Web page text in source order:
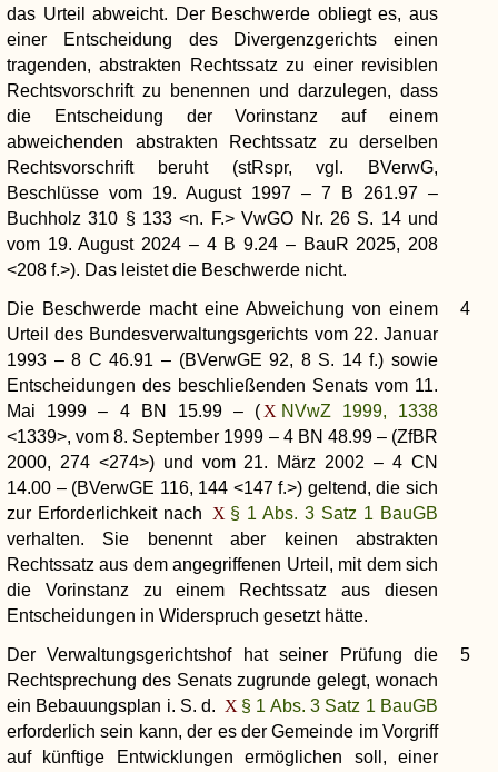
das Urteil abweicht. Der Beschwerde obliegt es, aus
einer Entscheidung des Divergenzgerichts einen
tragenden, abstrakten Rechtssatz zu einer revisiblen
Rechtsvorschrift zu benennen und darzulegen, dass
die Entscheidung der Vorinstanz auf einem
abweichenden abstrakten Rechtssatz zu derselben
Rechtsvorschrift beruht (stRspr, vgl. BVerwG,
Beschlüsse vom 19. August 1997 – 7 B 261.97 –
Buchholz 310 § 133 <n. F.> VwGO Nr. 26 S. 14 und
vom 19. August 2024 – 4 B 9.24 – BauR 2025, 208
<208 f.>). Das leistet die Beschwerde nicht.
4
Die Beschwerde macht eine Abweichung von einem
Urteil des Bundesverwaltungsgerichts vom 22. Januar
1993 – 8 C 46.91 – (BVerwGE 92, 8 S. 14 f.) sowie
Entscheidungen des beschließenden Senats vom 11.
Mai 1999 – 4 BN 15.99 – (
NVwZ 1999, 1338
<1339>, vom 8. September 1999 – 4 BN 48.99 – (ZfBR
2000, 274 <274>) und vom 21. März 2002 – 4 CN
14.00 – (BVerwGE 116, 144 <147 f.>) geltend, die sich
zur Erforderlichkeit nach
§ 1 Abs. 3 Satz 1 BauGB
verhalten. Sie benennt aber keinen abstrakten
Rechtssatz aus dem angegriffenen Urteil, mit dem sich
die Vorinstanz zu einem Rechtssatz aus diesen
Entscheidungen in Widerspruch gesetzt hätte.
5
Der Verwaltungsgerichtshof hat seiner Prüfung die
Rechtsprechung des Senats zugrunde gelegt, wonach
ein Bebauungsplan i. S. d.
§ 1 Abs. 3 Satz 1 BauGB
erforderlich sein kann, der es der Gemeinde im Vorgriff
auf künftige Entwicklungen ermöglichen soll, einer